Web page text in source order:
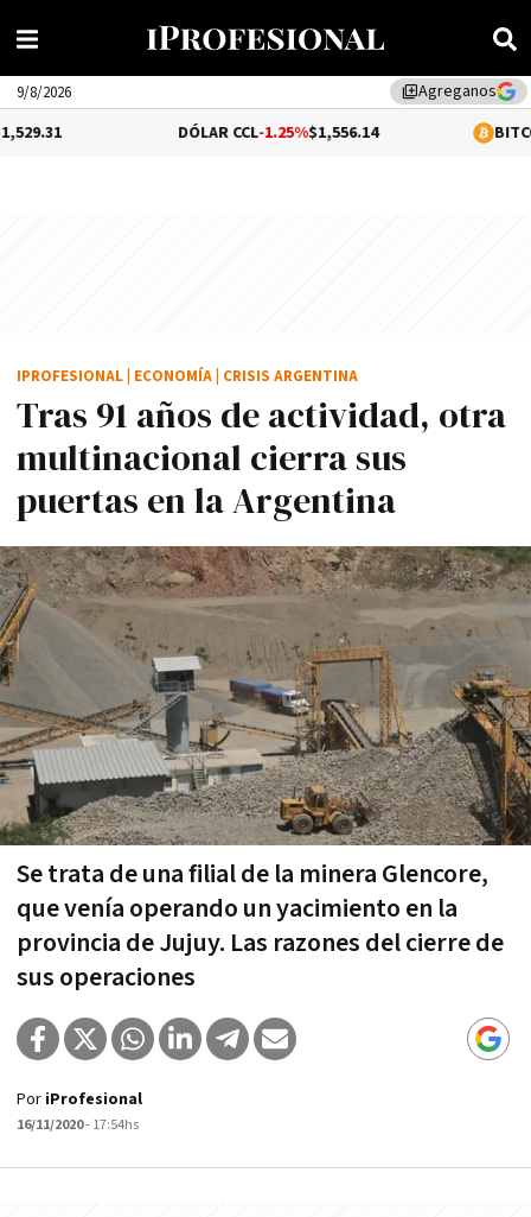
library_addAgreganos
9/8/2026
-1.25%$1,556.14 0.4%
Tras 91 años de actividad, otra
multinacional cierra sus
puertas en la Argentina
Se trata de una filial de la minera Glencore,
que venía operando un yacimiento en la
provincia de Jujuy. Las razones del cierre de
sus operaciones
IPROFESIONAL ECONOMÍA CRISIS ARGENTINA
Por iProfesional
16/11/2020- 17:54hs